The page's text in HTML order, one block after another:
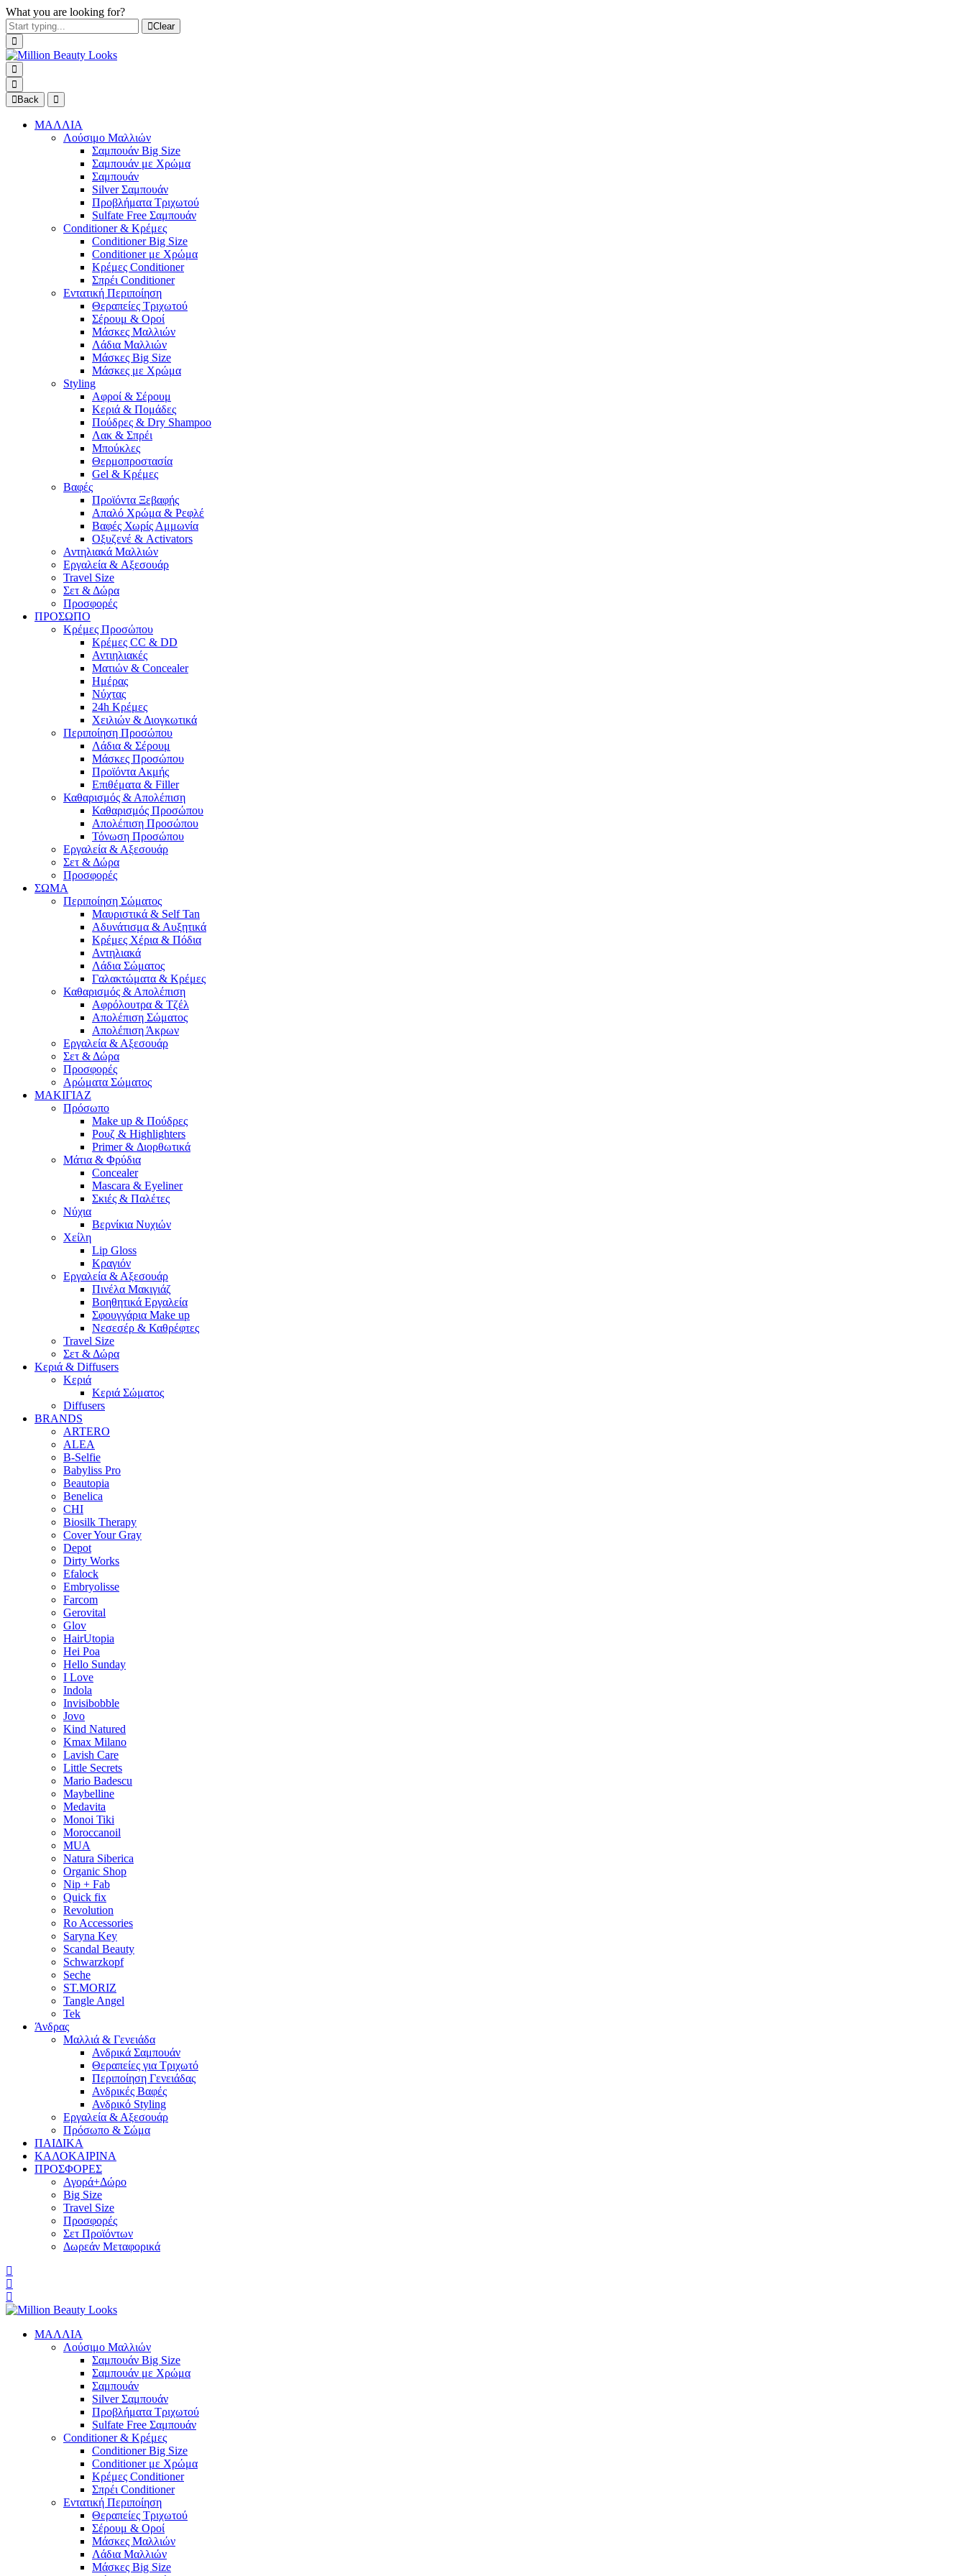
What you are looking for?
Clear
Back
ΜΑΛΛΙΑ
Λούσιμο Μαλλιών
Σαμπουάν Big Size
Σαμπουάν με Χρώμα
Σαμπουάν
Silver Σαμπουάν
Προβλήματα Τριχωτού
Sulfate Free Σαμπουάν
Conditioner & Κρέμες
Conditioner Big Size
Conditioner με Χρώμα
Κρέμες Conditioner
Σπρέι Conditioner
Εντατική Περιποίηση
Θεραπείες Τριχωτού
Σέρουμ & Οροί
Μάσκες Μαλλιών
Λάδια Μαλλιών
Μάσκες Big Size
Μάσκες με Χρώμα
Styling
Αφροί & Σέρουμ
Κεριά & Πομάδες
Πούδρες & Dry Shampoo
Λακ & Σπρέι
Μπούκλες
Θερμοπροστασία
Gel & Κρέμες
Βαφές
Προϊόντα Ξεβαφής
Απαλό Χρώμα & Ρεφλέ
Βαφές Χωρίς Αμμωνία
Οξυζενέ & Activators
Αντηλιακά Μαλλιών
Εργαλεία & Aξεσουάρ
Travel Size
Σετ & Δώρα
Προσφορές
ΠΡΟΣΩΠΟ
Κρέμες Προσώπου
Κρέμες CC & DD
Αντιηλιακές
Ματιών & Concealer
Ημέρας
Νύχτας
24h Κρέμες
Χειλιών & Διογκωτικά
Περιποίηση Προσώπου
Λάδια & Σέρουμ
Μάσκες Προσώπου
Προϊόντα Ακμής
Επιθέματα & Filler
Καθαρισμός & Απολέπιση
Καθαρισμός Προσώπου
Απολέπιση Προσώπου
Τόνωση Προσώπου
Εργαλεία & Αξεσουάρ
Σετ & Δώρα
Προσφορές
ΣΩΜΑ
Περιποίηση Σώματος
Μαυριστικά & Self Tan
Αδυνάτισμα & Αυξητικά
Κρέμες Χέρια & Πόδια
Αντηλιακά
Λάδια Σώματος
Γαλακτώματα & Κρέμες
Καθαρισμός & Απολέπιση
Αφρόλουτρα & Τζέλ
Απολέπιση Σώματος
Απολέπιση Άκρων
Εργαλεία & Αξεσουάρ
Σετ & Δώρα
Προσφορές
Αρώματα Σώματος
ΜΑΚΙΓΙΑΖ
Πρόσωπο
Make up & Πούδρες
Ρουζ & Highlighters
Primer & Διορθωτικά
Μάτια & Φρύδια
Concealer
Mascara & Eyeliner
Σκιές & Παλέτες
Νύχια
Βερνίκια Νυχιών
Χείλη
Lip Gloss
Κραγιόν
Εργαλεία & Αξεσουάρ
Πινέλα Μακιγιάζ
Βοηθητικά Εργαλεία
Σφουγγάρια Make up
Νεσεσέρ & Καθρέφτες
Travel Size
Σετ & Δώρα
Κεριά & Diffusers
Κεριά
Κεριά Σώματος
Diffusers
BRANDS
ARTERO
ALEA
B-Selfie
Babyliss Pro
Beautopia
Benelica
CHI
Biosilk Therapy
Cover Your Gray
Depot
Dirty Works
Efalock
Embryolisse
Farcom
Gerovital
Glov
HairUtopia
Hei Poa
Hello Sunday
I Love
Indola
Invisibobble
Jovo
Kind Natured
Kmax Milano
Lavish Care
Little Secrets
Mario Badescu
Maybelline
Medavita
Monoi Tiki
Moroccanoil
MUA
Natura Siberica
Organic Shop
Nip + Fab
Quick fix
Revolution
Ro Accessories
Saryna Key
Scandal Beauty
Schwarzkopf
Seche
ST.MORIZ
Tangle Angel
Tek
Άνδρας
Μαλλιά & Γενειάδα
Ανδρικά Σαμπουάν
Θεραπείες για Τριχωτό
Περιποίηση Γενειάδας
Ανδρικές Βαφές
Ανδρικό Styling
Εργαλεία & Αξεσουάρ
Πρόσωπο & Σώμα
ΠΑΙΔΙΚΑ
ΚΑΛΟΚΑΙΡΙΝΑ
ΠΡΟΣΦΟΡΕΣ
Αγορά+Δώρο
Big Size
Travel Size
Προσφορές
Σετ Προϊόντων
Δωρεάν Μεταφορικά
ΜΑΛΛΙΑ
Λούσιμο Μαλλιών
Σαμπουάν Big Size
Σαμπουάν με Χρώμα
Σαμπουάν
Silver Σαμπουάν
Προβλήματα Τριχωτού
Sulfate Free Σαμπουάν
Conditioner & Κρέμες
Conditioner Big Size
Conditioner με Χρώμα
Κρέμες Conditioner
Σπρέι Conditioner
Εντατική Περιποίηση
Θεραπείες Τριχωτού
Σέρουμ & Οροί
Μάσκες Μαλλιών
Λάδια Μαλλιών
Μάσκες Big Size